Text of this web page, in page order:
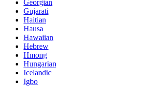
Georgian
Gujarati
Haitian
Hausa
Hawaiian
Hebrew
Hmong
Hungarian
Icelandic
Igbo